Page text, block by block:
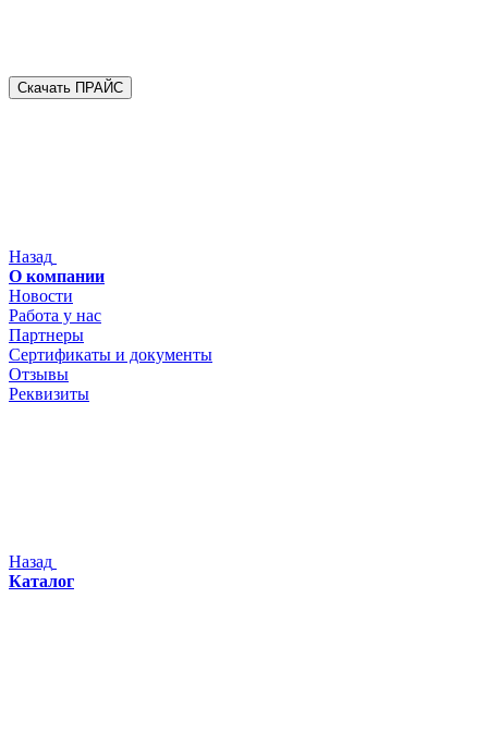
Скачать ПРАЙС
Назад
О компании
Новости
Работа у нас
Партнеры
Сертификаты и документы
Отзывы
Реквизиты
Назад
Каталог